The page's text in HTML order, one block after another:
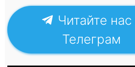
Читайте нас
Телеграм